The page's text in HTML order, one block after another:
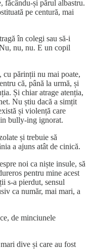
făcându-și părul albastru.
pe centură, mai
în colegi sau să-i
nu, nu. E un copil
cu părinții nu mai poate,
că, până la urmă, și
Și chiar atrage atenția,
Nu știu dacă a simțit
și violență care
bully-ing ignorat.
și trebuie să
a ajuns atât de cinică.
noi ca niște insule, să
pentru mine acest
s-a pierdut, sensul
ca număr, mai mari, a
de minciunele
dive și care au fost